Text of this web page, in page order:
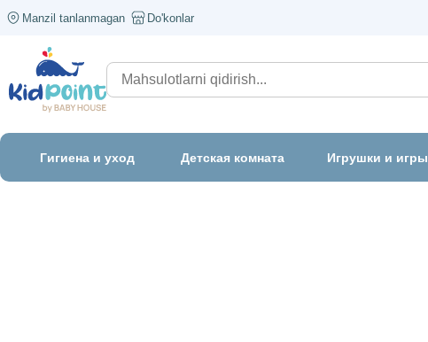
Manzil tanlanmagan Do'konlar
Гигиена и уход Детская комната Игрушки и игры